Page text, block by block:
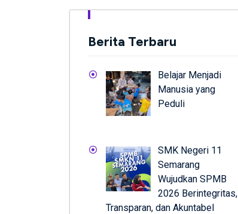
Berita Terbaru
Belajar Menjadi
Manusia yang
Peduli
SMK Negeri 11
Semarang
Wujudkan SPMB
2026 Berintegritas,
Transparan, dan Akuntabel